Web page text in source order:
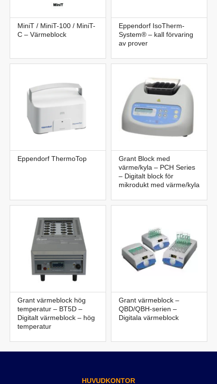
MiniT / MiniT-100 / MiniT-
C – Värmeblock
Eppendorf IsoTherm-
System® – kall förvaring
av prover
Eppendorf ThermoTop
Grant Block med
värme/kyla – PCH Series
– Digitalt block för
mikrodukt med värme/kyla
Grant värmeblock hög
temperatur – BT5D –
Digitalt värmeblock – hög
temperatur
Grant värmeblock –
QBD/QBH-serien –
Digitala värmeblock
HUVUDKONTOR